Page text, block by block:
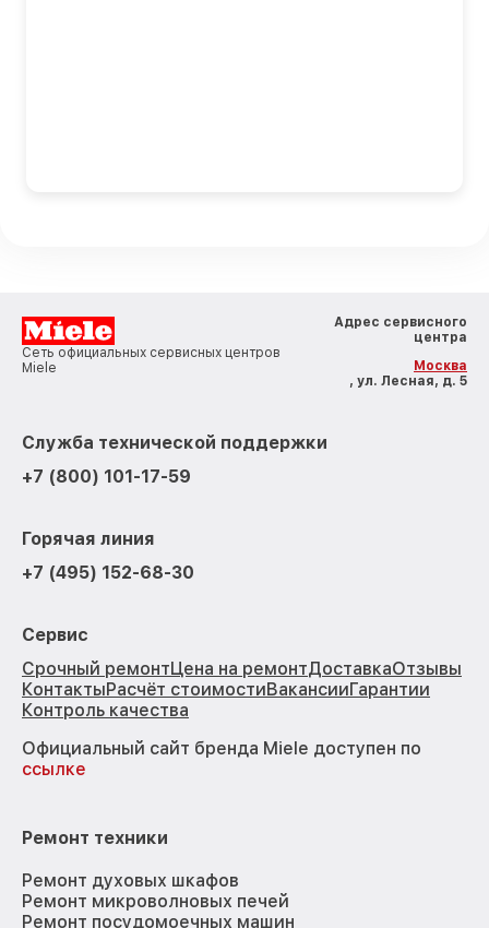
Сеть официальных сервисных центров
Miele
Адрес сервисного
центра
Москва
, ул. Лесная, д. 5
Служба технической поддержки
+7 (800) 101-17-59
Горячая линия
+7 (495) 152-68-30
Сервис
Срочный ремонтЦена на ремонтДоставкаОтзывы
КонтактыРасчёт стоимостиВакансииГарантии
Контроль качества
Официальный сайт бренда Miele доступен по
ссылке
Ремонт техники
Ремонт духовых шкафов
Ремонт микроволновых печей
Ремонт посудомоечных машин